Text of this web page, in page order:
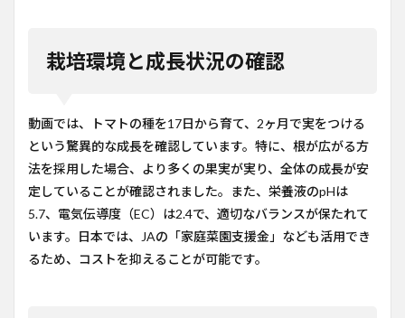
栽培環境と成長状況の確認
動画では、トマトの種を17日から育て、2ヶ月で実をつける
という驚異的な成長を確認しています。特に、根が広がる方
法を採用した場合、より多くの果実が実り、全体の成長が安
定していることが確認されました。また、栄養液のpHは
5.7、電気伝導度（EC）は2.4で、適切なバランスが保たれて
います。日本では、JAの「家庭菜園支援金」なども活用でき
るため、コストを抑えることが可能です。